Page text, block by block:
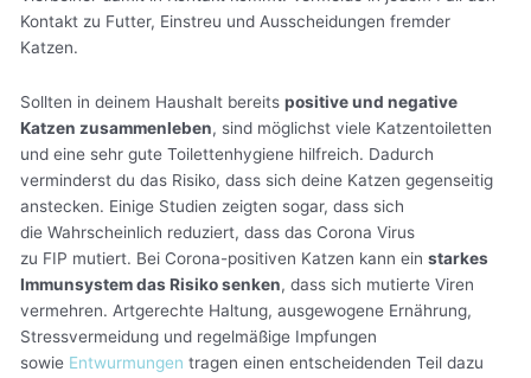
Kontakt zu Futter, Einstreu und Ausscheidungen fremder
Katzen.
Sollten in deinem Haushalt bereitspositive und negative
Katzen zusammenleben, sind möglichst viele Katzentoiletten
und eine sehr gute Toilettenhygiene hilfreich. Dadurch
verminderst du das Risiko, dass sich deine Katzen gegenseitig
anstecken. Einige Studien zeigten sogar, dass sich
die Wahrscheinlich reduziert, dass das Corona Virus
zu FIP mutiert. Bei Corona-positiven Katzen kann einstarkes
Immunsystem das Risiko senken, dass sich mutierte Viren
vermehren. Artgerechte Haltung, ausgewogene Ernährung,
Stressvermeidung und regelmäßige Impfungen
sowie Entwurmungen tragen einen entscheidenden Teil dazu